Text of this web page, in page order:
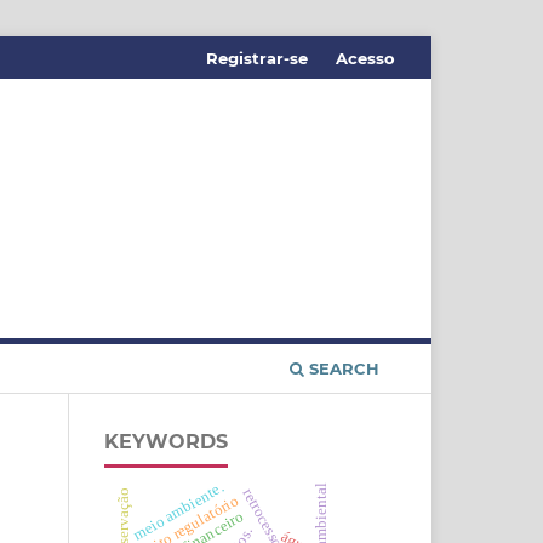
SEARCH
Registrar-se Acesso
KEYWORDS
meio ambiente.